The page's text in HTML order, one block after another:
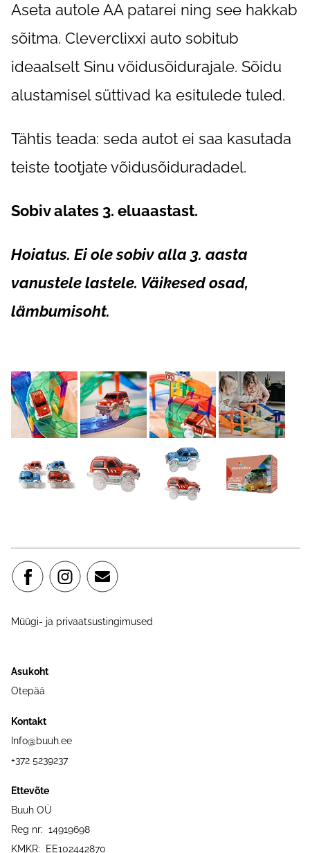
Aseta autole AA patarei ning see hakkab
sõitma. Cleverclixxi auto sobitub
ideaalselt Sinu võidusõidurajale. Sõidu
alustamisel süttivad ka esitulede tuled.
Tähtis teada: seda autot ei saa kasutada
teiste tootjate võidusõiduradadel.
Sobiv alates 3. eluaastast.
Hoiatus. Ei ole sobiv alla 3. aasta
vanustele lastele. Väikesed osad,
lämbumisoht.
Müügi- ja privaatsustingimused
Asukoht
Otepää
Kontakt
Info@buuh.ee
+372 5239237
Ettevõte
Buuh OÜ
Reg nr: 14919698
KMKR: EE102442870